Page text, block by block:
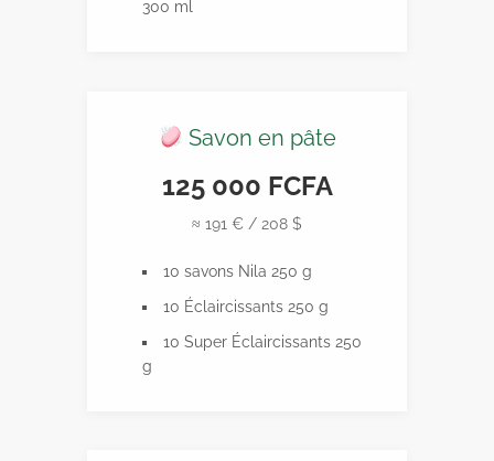
300 ml
Savon en pâte
125 000 FCFA
≈ 191 € / 208 $
10 savons Nila 250 g
10 Éclaircissants 250 g
10 Super Éclaircissants 250
g